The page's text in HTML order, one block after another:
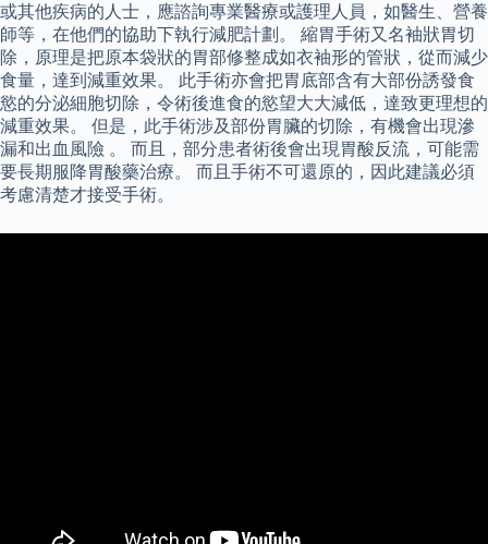
或其他疾病的人士，應諮詢專業醫療或護理人員，如醫生、營養
師等，在他們的協助下執行減肥計劃。 縮胃手術又名袖狀胃切
除，原理是把原本袋狀的胃部修整成如衣袖形的管狀，從而減少
食量，達到減重效果。 此手術亦會把胃底部含有大部份誘發食
慾的分泌細胞切除，令術後進食的慾望大大減低，達致更理想的
減重效果。 但是，此手術涉及部份胃臟的切除，有機會出現滲
漏和出血風險 。 而且，部分患者術後會出現胃酸反流，可能需
要長期服降胃酸藥治療。 而且手術不可還原的，因此建議必須
考慮清楚才接受手術。